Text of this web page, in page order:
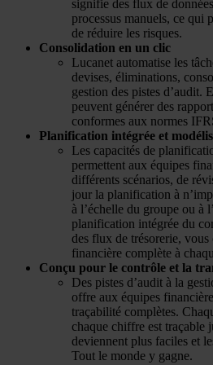
signifie des flux de
processus manuels, ce qui
de réduire les risques.
Consolidation en un clic
Lucanet automatise les
devises, éliminations,
gestion des pistes d’audit.
peuvent générer des
conformes aux normes
Planification intégrée et
Les capacités de
permettent aux équipes
différents scénarios, de
jour la planification à
à l’échelle du groupe ou à
planification intégrée du
des flux de trésorerie, vous
financière complète à
Conçu pour le contrôle et la
Des pistes d’audit à la
offre aux équipes
traçabilité complètes.
chaque chiffre est traçable
deviennent plus faciles et
Tout le monde y gagne.